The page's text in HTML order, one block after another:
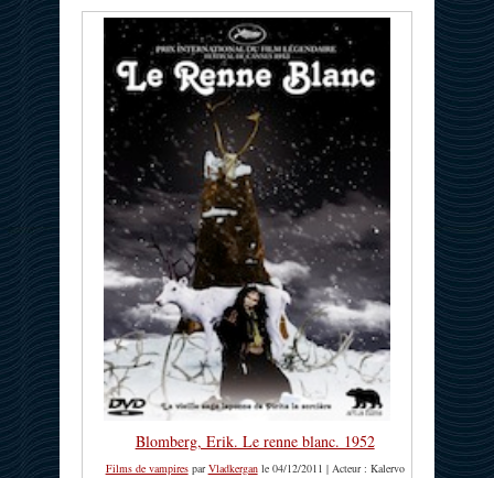
Blomberg, Erik. Le renne blanc. 1952
Films de vampiresparVladkerganle 04/12/2011 | Acteur : Kalervo